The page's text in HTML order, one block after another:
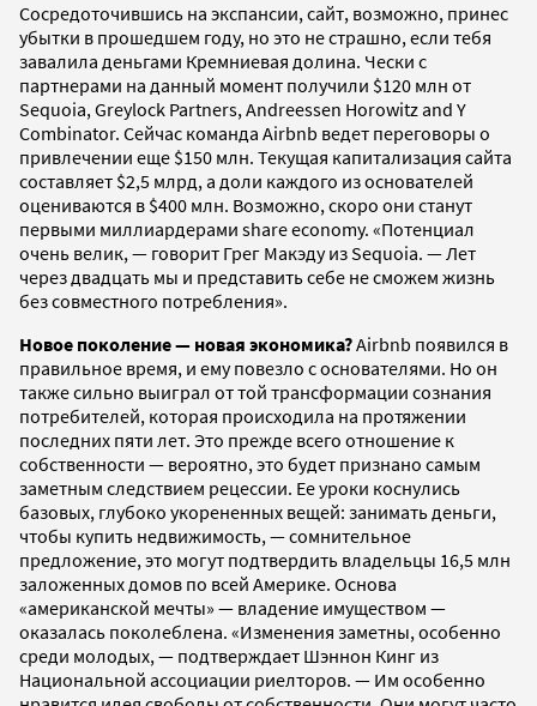
Сосредоточившись на экспансии, сайт, возможно, принес
убытки в прошедшем году, но это не страшно, если тебя
завалила деньгами Кремниевая долина. Чески с
партнерами на данный момент получили $120 млн от
Sequoia, Greylock Partners, Andreessen Horowitz and Y
Combinator. Сейчас команда Airbnb ведет переговоры о
привлечении еще $150 млн. Текущая капитализация сайта
составляет $2,5 млрд, а доли каждого из основателей
оцениваются в $400 млн. Возможно, скоро они станут
первыми миллиардерами share economy. «Потенциал
очень велик, — говорит Грег Макэду из Sequoia. — Лет
через двадцать мы и представить себе не сможем жизнь
без совместного потребления».
Новое поколение — новая экономика?Airbnb появился в
правильное время, и ему повезло с основателями. Но он
также сильно выиграл от той трансформации сознания
потребителей, которая происходила на протяжении
последних пяти лет. Это прежде всего отношение к
собственности — вероятно, это будет признано самым
заметным следствием рецессии. Ее уроки коснулись
базовых, глубоко укорененных вещей: занимать деньги,
чтобы купить недвижимость, — сомнительное
предложение, это могут подтвердить владельцы 16,5 млн
заложенных домов по всей Америке. Основа
«американской мечты» — владение имуществом —
оказалась поколеблена. «Изменения заметны, особенно
среди молодых, — подтверждает Шэннон Кинг из
Национальной ассоциации риелторов. — Им особенно